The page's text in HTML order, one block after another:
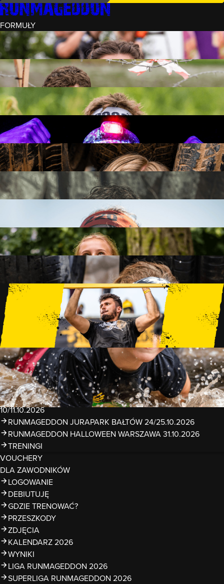
FORMUŁY
INTRO (¼)
15 PRZESZKÓD
3 KM+
REKRUT (½)
30 PRZESZKÓD
6 KM+
RUNMAGEDDON
50 PRZESZKÓD
12 KM+
NOCNY REKRUT (½)
30 PRZESZKÓD
6 KM+
INTRO U-16
15 PRZESZKÓD
3 KM+
RUNMAGEDDON HARDCORE
70 PRZESZKÓD
21 KM+
42 KM+
FAMILY
15 PRZESZKÓD
2 KM+
KIDS
15 PRZESZKÓD
1 KM+
TRENINGI
WYDARZENIA
RUNMAGEDDON LUBLIN ZALEW ZEMBORZYCKI
22/23.08.2026
RUNMAGEDDON ERGO ARENA GDAŃSK/SOPOT
12/13.09.2026
RUNMAGEDDON KIDS: DEMO WARSZAWA 24/26.09.2026
RUNMAGEDDON WROCŁAW KOPALNIA ROLANTOWICE
26/27.09.2026
RUNMAGEDDON WARSZAWA TWIERDZA MODLIN
10/11.10.2026
RUNMAGEDDON JURAPARK BAŁTÓW 24/25.10.2026
RUNMAGEDDON HALLOWEEN WARSZAWA 31.10.2026
TRENINGI
VOUCHERY
DLA ZAWODNIKÓW
LOGOWANIE
DEBIUTUJĘ
GDZIE TRENOWAĆ?
PRZESZKODY
ZDJĘCIA
KALENDARZ 2026
WYNIKI
LIGA RUNMAGEDDON 2026
SUPERLIGA RUNMAGEDDON 2026